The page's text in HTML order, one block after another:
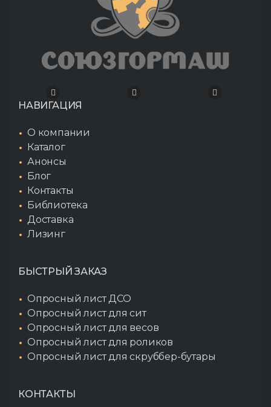
НАВИГАЦИЯ
О компании
Каталог
Анонсы
Блог
Контакты
Библиотека
Доставка
Лизинг
БЫСТРЫЙ ЗАКАЗ
Опросный лист ДСО
Опросный лист для сит
Опросный лист для весов
Опросный лист для роликов
Опросный лист для скруббер-бутары
КОНТАКТЫ